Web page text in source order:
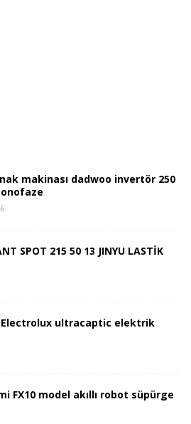
makinası dadwoo invertör 250
SPOT 215 50 13 JINYU LASTİK
ultracaptic elektrik
FX10 model akıllı robot süpürge